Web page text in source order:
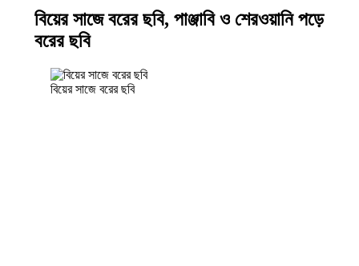
বিয়ের সাজে বরের ছবি, পাঞ্জাবি ও শেরওয়ানি পড়ে
বরের ছবি
বিয়ের সাজে বরের ছবি